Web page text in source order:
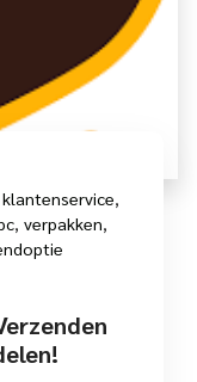
klantenservice,
, verpakken,